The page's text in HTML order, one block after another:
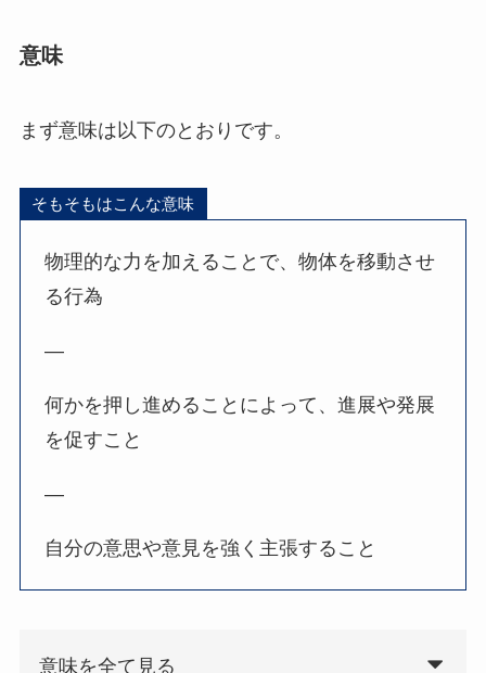
意味
まず意味は以下のとおりです。
そもそもはこんな意味
物理的な力を加えることで、物体を移動させ
る行為
—
何かを押し進めることによって、進展や発展
を促すこと
—
自分の意思や意見を強く主張すること
意味を全て見る